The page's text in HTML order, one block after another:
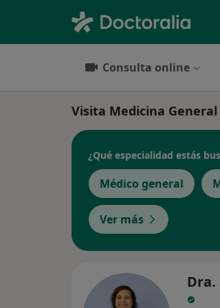
Consulta online
Visita Medicina
¿Qué especialidad estás
Médico general
Ver más
Dra.